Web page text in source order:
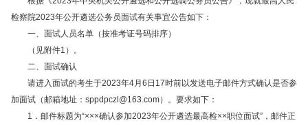
检察院2023年公开遴选公务员面试有关事宜公告如下：
一、面试人员名单（按准考证号码排序）
（见附件1）。
二、面试确认
请进入面试的考生于2023年4月6日17时前以发送电子邮件方式确认是否参
加面试（邮箱地址： sppdpczl@163.com）。要求如下：
1．邮件标题为“×××确认参加2023年公开遴选最高检××职位面试”，邮件正